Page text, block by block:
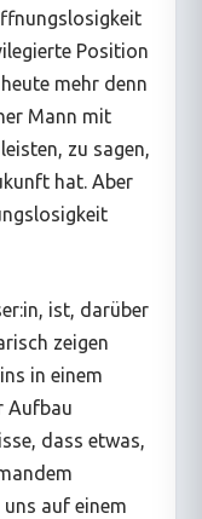
Position
mehr denn
Mann mit
zu sagen,
hat. Aber
ist, darüber
zeigen
in einem
Aufbau
dass etwas,
auf einem